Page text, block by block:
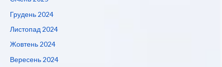
Грудень 2024
Листопад 2024
Жовтень 2024
Вересень 2024